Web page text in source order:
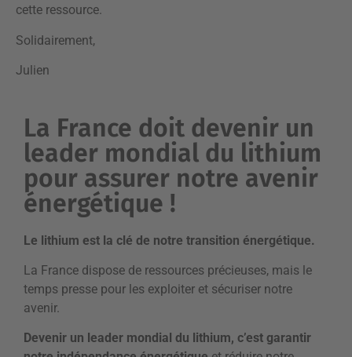
cette ressource.
Solidairement,
Julien
La France doit devenir un
leader mondial du lithium
pour assurer notre avenir
énergétique !
Le lithium est la clé de notre transition énergétique.
La France dispose de ressources précieuses, mais le
temps presse pour les exploiter et sécuriser notre
avenir.
Devenir un leader mondial du lithium, c’est garantir